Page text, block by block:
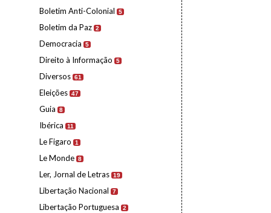
Boletim Anti-Colonial 5
Boletim da Paz 2
Democracia 5
Direito à Informação 5
Diversos 61
Eleições 47
Guia 8
Ibérica 11
Le Figaro 1
Le Monde 8
Ler, Jornal de Letras 19
Libertação Nacional 7
Libertação Portuguesa 2